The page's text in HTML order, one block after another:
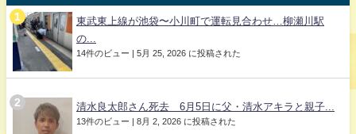
東武東上線が池袋〜小川町で運転見合わせ…柳瀬川駅
の...
14件のビュー | 5月 25, 2026 に投稿された
清水良太郎さん死去 6月5日に父・清水アキラと親子...
13件のビュー | 8月 2, 2026 に投稿された